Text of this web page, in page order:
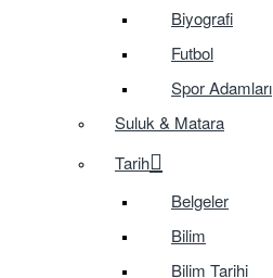
Biyografi
Futbol
Spor Adamları
Suluk & Matara
Tarih
Belgeler
Bilim
Bilim Tarihi